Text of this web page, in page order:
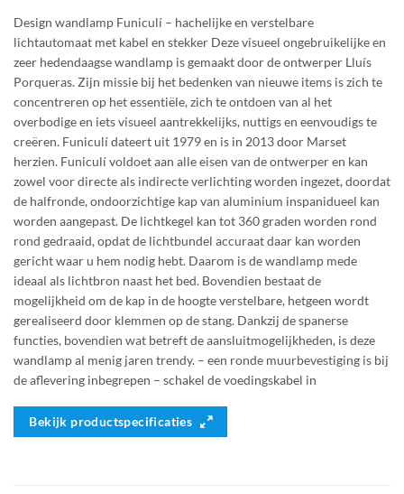
Design wandlamp Funiculí – hachelijke en verstelbare
lichtautomaat met kabel en stekker Deze visueel ongebruikelijke en
zeer hedendaagse wandlamp is gemaakt door de ontwerper Lluís
Porqueras. Zijn missie bij het bedenken van nieuwe items is zich te
concentreren op het essentiële, zich te ontdoen van al het
overbodige en iets visueel aantrekkelijks, nuttigs en eenvoudigs te
creëren. Funiculí dateert uit 1979 en is in 2013 door Marset
herzien. Funiculí voldoet aan alle eisen van de ontwerper en kan
zowel voor directe als indirecte verlichting worden ingezet, doordat
de halfronde, ondoorzichtige kap van aluminium inspanidueel kan
worden aangepast. De lichtkegel kan tot 360 graden worden rond
rond gedraaid, opdat de lichtbundel accuraat daar kan worden
gericht waar u hem nodig hebt. Daarom is de wandlamp mede
ideaal als lichtbron naast het bed. Bovendien bestaat de
mogelijkheid om de kap in de hoogte verstelbare, hetgeen wordt
gerealiseerd door klemmen op de stang. Dankzij de spanerse
functies, bovendien wat betreft de aansluitmogelijkheden, is deze
wandlamp al menig jaren trendy. – een ronde muurbevestiging is bij
de aflevering inbegrepen – schakel de voedingskabel in
Bekijk productspecificaties